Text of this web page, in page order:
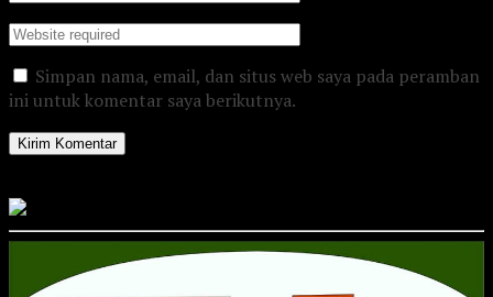
Simpan nama, email, dan situs web saya pada peramban
ini untuk komentar saya berikutnya.